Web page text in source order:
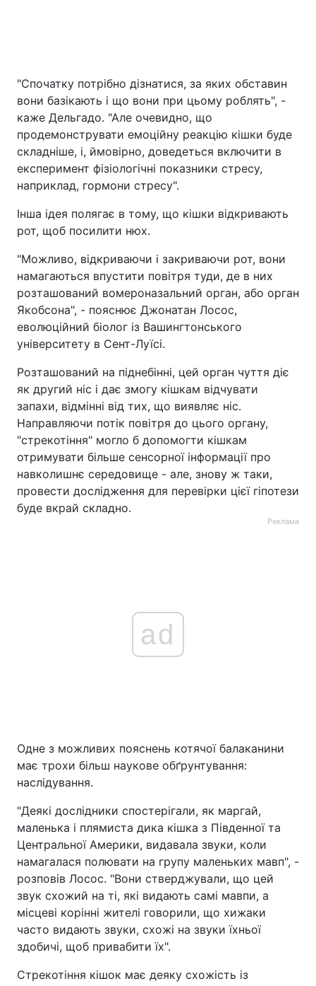
"Спочатку потрібно дізнатися, за яких обставин
вони базікають і що вони при цьому роблять", -
каже Дельгадо. "Але очевидно, що
продемонструвати емоційну реакцію кішки буде
складніше, і, ймовірно, доведеться включити в
експеримент фізіологічні показники стресу,
наприклад, гормони стресу".
Інша ідея полягає в тому, що кішки відкривають
рот, щоб посилити нюх.
"Можливо, відкриваючи і закриваючи рот, вони
намагаються впустити повітря туди, де в них
розташований вомероназальний орган, або орган
Якобсона", - пояснює Джонатан Лосос,
еволюційний біолог із Вашингтонського
університету в Сент-Луїсі.
Розташований на піднебінні, цей орган чуття діє
як другий ніс і дає змогу кішкам відчувати
запахи, відмінні від тих, що виявляє ніс.
Направляючи потік повітря до цього органу,
"стрекотіння" могло б допомогти кішкам
отримувати більше сенсорної інформації про
навколишнє середовище - але, знову ж таки,
провести дослідження для перевірки цієї гіпотези
буде вкрай складно.
Реклама
ad
Одне з можливих пояснень котячої балаканини
має трохи більш наукове обґрунтування:
наслідування.
"Деякі дослідники спостерігали, як маргай,
маленька і плямиста дика кішка з Південної та
Центральної Америки, видавала звуки, коли
намагалася полювати на групу маленьких мавп", -
розповів Лосос. "Вони стверджували, що цей
звук схожий на ті, які видають самі мавпи, а
місцеві корінні жителі говорили, що хижаки
часто видають звуки, схожі на звуки їхньої
здобичі, щоб привабити їх".
Стрекотіння кішок має деяку схожість із